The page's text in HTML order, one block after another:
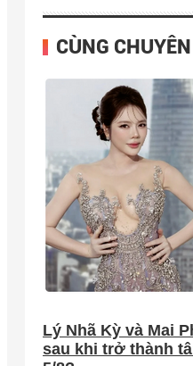
CÙNG
Lý Nhã Kỳ và Mai
sau khi trở thành